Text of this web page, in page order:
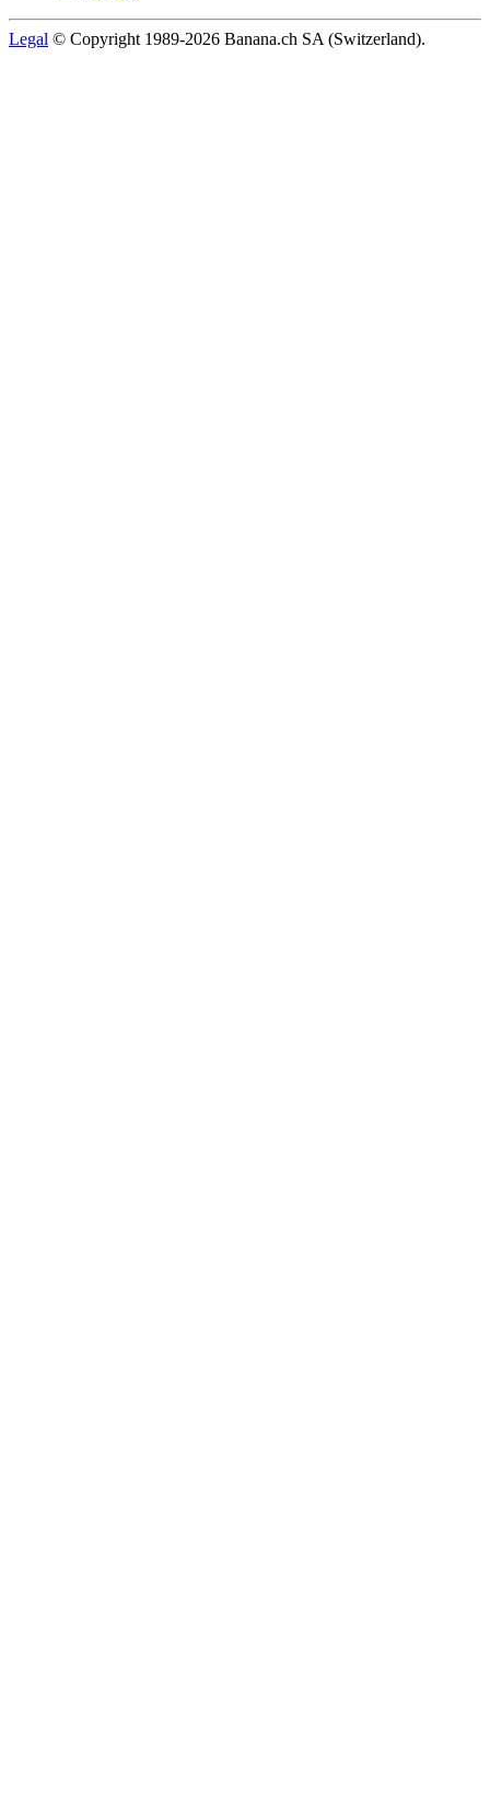
Legal © Copyright 1989-2026 Banana.ch SA (Switzerland).